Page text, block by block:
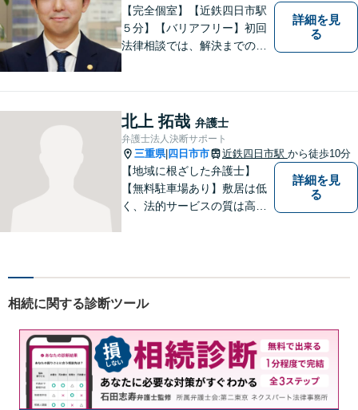
尽力
【完全個室】【近鉄四日市駅
５分】【バリアフリー】初回
法律相談では、解決までの流
企業法務・顧問弁護士
詳細を見
る
北上 拓哉 弁護士
弁護士法人決断サポート
三重県| 四日市市 近鉄四日市駅 から徒歩10分
【地域に根ざした弁護士】
【無料駐車場あり】敷居は低
く、法的サービスの質は高く
題／離婚問題／相続問題／企
能。【明確な料金体系】どう
ぞご連絡ください。
詳細を見
る
相続に関する診断ツール